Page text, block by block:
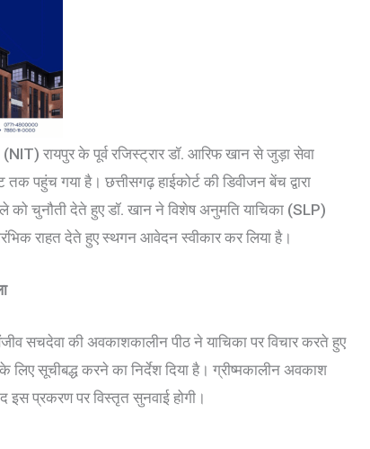
(NIT) रायपुर के पूर्व रजिस्ट्रार डॉ. आरिफ खान से जुड़ा सेवा
तक पहुंच गया है। छत्तीसगढ़ हाईकोर्ट की डिवीजन बेंच द्वारा
को चुनौती देते हुए डॉ. खान ने विशेष अनुमति याचिका (SLP)
राहत देते हुए स्थगन आवेदन स्वीकार कर लिया है।
सचदेवा की अवकाशकालीन पीठ ने याचिका पर विचार करते हुए
लिए सूचीबद्ध करने का निर्देश दिया है। ग्रीष्मकालीन अवकाश
इस प्रकरण पर विस्तृत सुनवाई होगी।